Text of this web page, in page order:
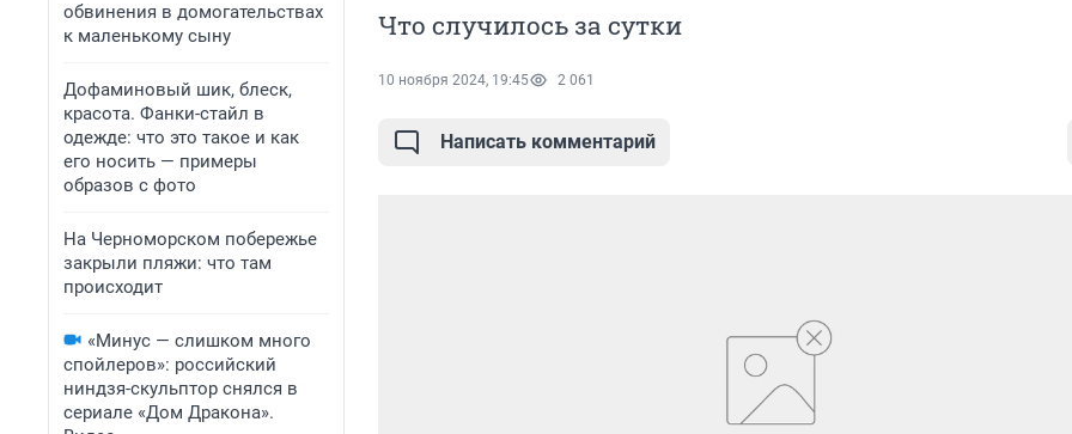
обвинения в домогательствах
к маленькому сыну
Дофаминовый шик, блеск,
красота. Фанки-стайл в
одежде: что это такое и как
его носить — примеры
образов с фото
На Черноморском побережье
закрыли пляжи: что там
происходит
«Минус — слишком много
спойлеров»: российский
ниндзя-скульптор снялся в
сериале «Дом Дракона».
Что случилось за сутки
10 ноября 2024, 19:45 2 061
Написать комментарий